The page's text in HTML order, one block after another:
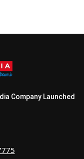
Company Launched